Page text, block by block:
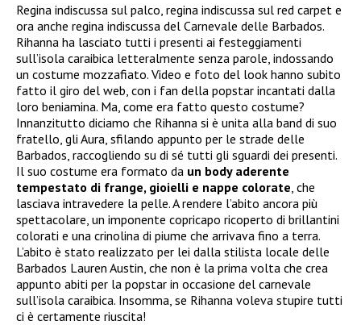
Regina indiscussa sul palco, regina indiscussa sul red carpet e
ora anche regina indiscussa del Carnevale delle Barbados.
Rihanna ha lasciato tutti i presenti ai festeggiamenti
sull’isola caraibica letteralmente senza parole, indossando
un costume mozzafiato. Video e foto del look hanno subito
fatto il giro del web, con i fan della popstar incantati dalla
loro beniamina. Ma, come era fatto questo costume?
Innanzitutto diciamo che Rihanna si è unita alla band di suo
fratello, gli Aura, sfilando appunto per le strade delle
Barbados, raccogliendo su di sé tutti gli sguardi dei presenti.
Il suo costume era formato da un body aderente
tempestato di frange, gioielli e nappe colorate , che
lasciava intravedere la pelle. A rendere l’abito ancora più
spettacolare, un imponente copricapo ricoperto di brillantini
colorati e una crinolina di piume che arrivava fino a terra.
L’abito è stato realizzato per lei dalla stilista locale delle
Barbados Lauren Austin, che non è la prima volta che crea
appunto abiti per la popstar in occasione del carnevale
sull’isola caraibica. Insomma, se Rihanna voleva stupire tutti
ci è certamente riuscita!